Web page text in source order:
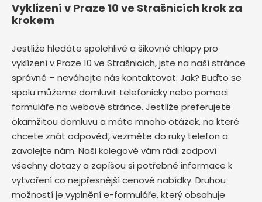
Vyklízení v Praze 10 ve Strašnicích krok za
krokem
Jestliže hledáte spolehlivé a šikovné chlapy pro
vyklízení v Praze 10 ve Strašnicích, jste na naší stránce
správně – neváhejte nás kontaktovat. Jak? Buďto se
spolu můžeme domluvit telefonicky nebo pomoci
formuláře na webové stránce. Jestliže preferujete
okamžitou domluvu a máte mnoho otázek, na které
chcete znát odpověď, vezměte do ruky telefon a
zavolejte nám. Naši kolegové vám rádi zodpoví
všechny dotazy a zapíšou si potřebné informace k
vytvoření co nejpřesnější cenové nabídky. Druhou
možností je vyplnění e-formuláře, který obsahuje